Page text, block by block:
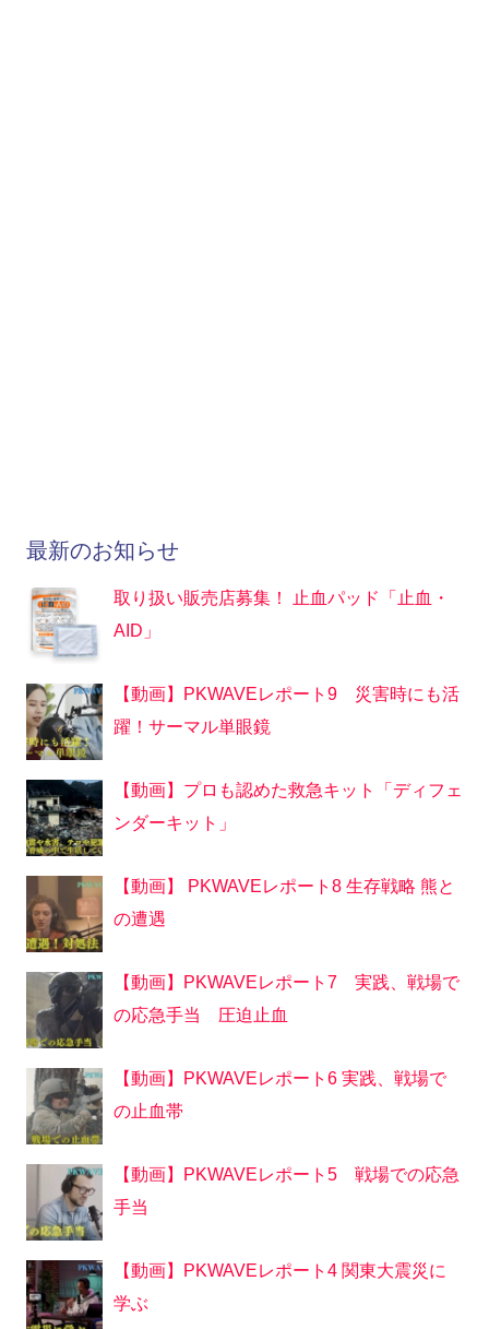
最新のお知らせ
取り扱い販売店募集！ 止血パッド「止血・
AID」
【動画】PKWAVEレポート9 災害時にも活
躍！サーマル単眼鏡
【動画】プロも認めた救急キット「ディフェ
ンダーキット」
【動画】 PKWAVEレポート8 生存戦略 熊と
の遭遇
【動画】PKWAVEレポート7 実践、戦場で
の応急手当 圧迫止血
【動画】PKWAVEレポート6 実践、戦場で
の止血帯
【動画】PKWAVEレポート5 戦場での応急
手当
【動画】PKWAVEレポート4 関東大震災に
学ぶ